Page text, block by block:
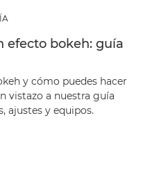
efecto bokeh: guía
y cómo puedes hacer
vistazo a nuestra guía
ajustes y equipos.